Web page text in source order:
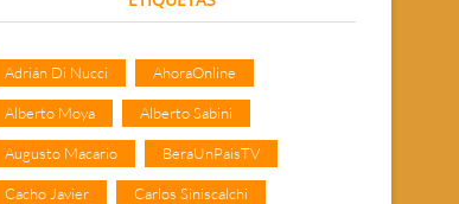
Adrián Di Nucci AhoraOnline
Alberto Moya Alberto Sabini
Augusto Macario BeraUnPaisTV
Cacho Javier Carlos Siniscalchi